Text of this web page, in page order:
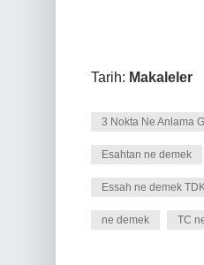
Tarih: Makaleler
3 Nokta Ne Anlama
Esahtan ne demek
Essah ne demek
ne demek TC